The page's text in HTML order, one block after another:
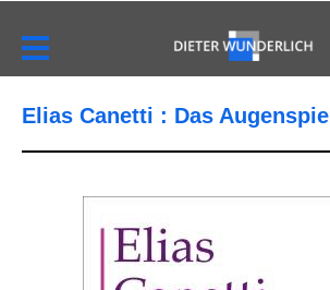
Elias Canetti : Das Augenspiel